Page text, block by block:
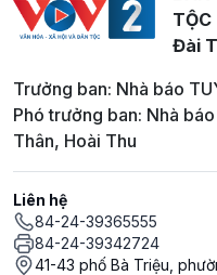
TỘC
Đài
Trưởng ban: Nhà báo
Phó trưởng ban: Nhà
Thân, Hoài Thu
Liên hệ
84-24-39365555
84-24-39342724
41-43 phố Bà Triệu,